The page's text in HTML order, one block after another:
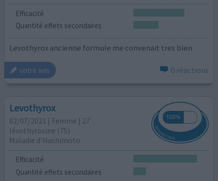
Efficacité
Quantité effets secondaires
Levothyrox ancienne formule me convenait tres bien
votre avis 0 réactions
Levothyrox
02/07/2021 | Femme | 27
lévothyroxine (75)
Maladie d'Hashimoto
Efficacité
Quantité effets secondaires